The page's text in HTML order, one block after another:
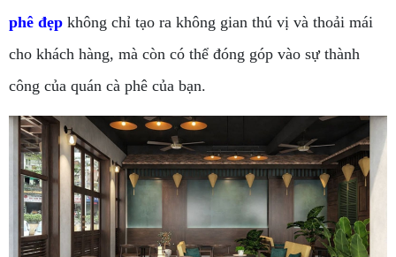
phê đẹp không chỉ tạo ra không gian thú vị và thoải mái
cho khách hàng, mà còn có thể đóng góp vào sự thành
công của quán cà phê của bạn.